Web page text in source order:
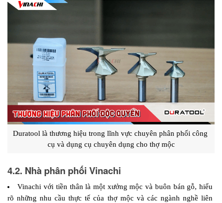
Duratool là thương hiệu trong lĩnh vực chuyên phân phối công
cụ và dụng cụ chuyên dụng cho thợ mộc
4.2. Nhà phân phối Vinachi
Vinachi với tiền thân là một xưởng mộc và buôn bán gỗ, hiểu
rõ những nhu cầu thực tế của thợ mộc và các ngành nghề liên